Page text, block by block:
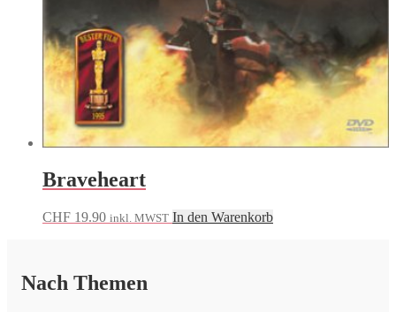
Braveheart
CHF 19.90 inkl. MWST In den Warenkorb
Nach Themen